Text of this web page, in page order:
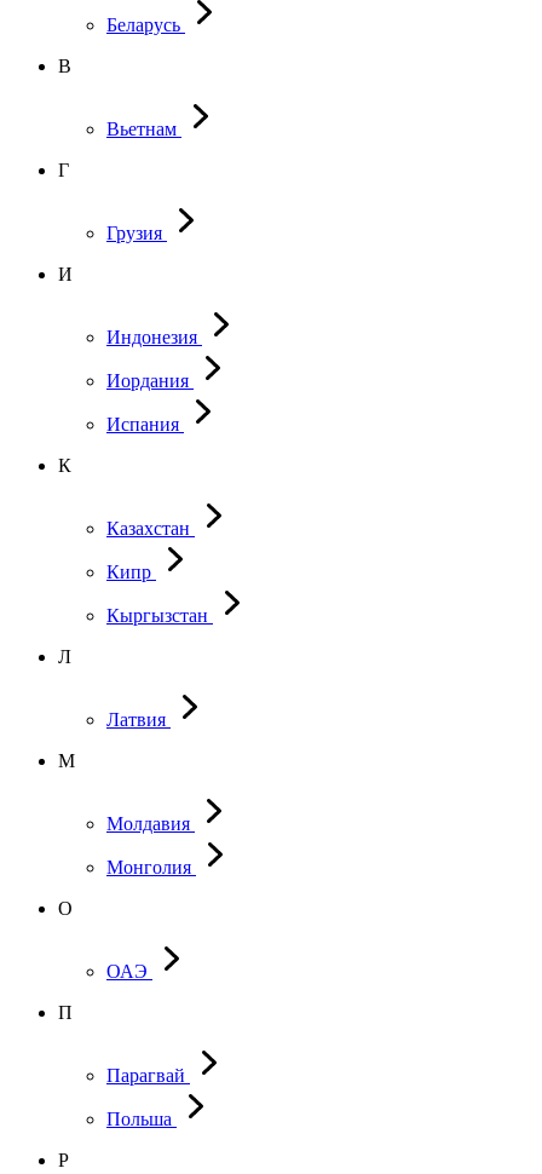
Беларусь
В
Вьетнам
Г
Грузия
И
Индонезия
Иордания
Испания
К
Казахстан
Кипр
Кыргызстан
Л
Латвия
М
Молдавия
Монголия
О
ОАЭ
П
Парагвай
Польша
Р